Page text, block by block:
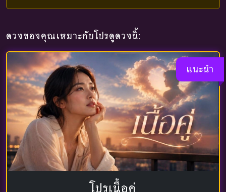
ดวงของคุณเหมาะกับโปรดูดวงนี้:
แนะนำ
โปรเนื้อคู่